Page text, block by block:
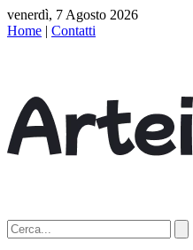
venerdì, 7 Agosto 2026
Home | Contatti